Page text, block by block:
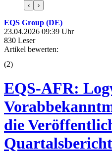
‹ ›
EQS Group (DE)
23.04.2026 09:39 Uhr
830 Leser
Artikel bewerten:
(2)
EQS-AFR:
die